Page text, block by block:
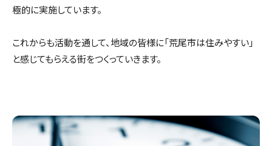
極的に実施しています。
これからも活動を通して、地域の皆様に「荒尾市は住みやすい」
と感じてもらえる街をつくっていきます。